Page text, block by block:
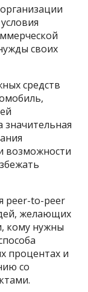
своих
средств
значительная
возможности
peer-to-peer
желающих
кому нужны
процентах и
со